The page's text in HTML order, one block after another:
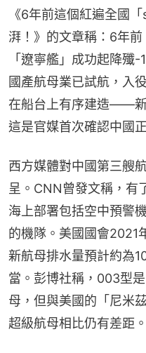
《6年前這個紅遍全國
湃！》的文章稱：6年
「遼寧艦」成功起降殲
國產航母業已試航，入
在船台上有序建造——新
這是官媒首次確認中國
西方媒體對中國第三艘
呈。CNN曾發文稱，有
海上部署包括空中預警
的機隊。美國國會2021
新航母排水量預計約為
當。彭博社稱，003型
母，但與美國的「尼米
超級航母相比仍有差距。